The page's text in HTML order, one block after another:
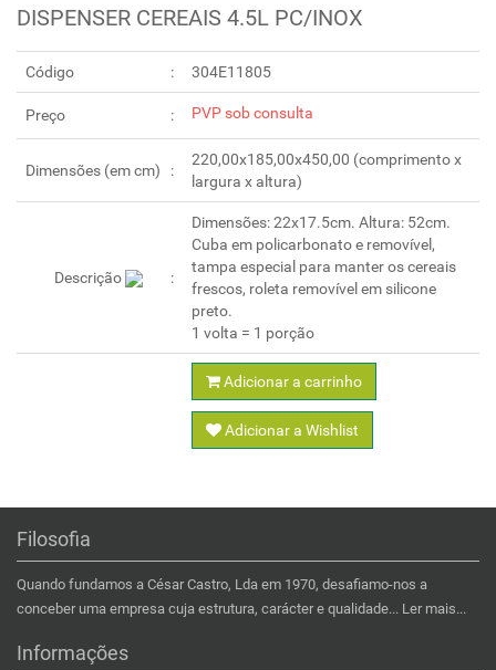
DISPENSER CEREAIS 4.5L PC/INOX
Código 304E11805
Preço PVP sob consulta
Dimensões (em cm)
220,00x185,00x450,00 (comprimento x
largura x altura)
Descrição
Dimensões: 22x17.5cm. Altura: 52cm.
Cuba em policarbonato e removível,
tampa especial para manter os cereais
frescos, roleta removível em silicone
preto.
1 volta = 1 porção
Adicionar a carrinho
Adicionar a Wishlist
Filosofia
Quando fundamos a César Castro, Lda em 1970, desafiamo-nos a
conceber uma empresa cuja estrutura, carácter e qualidade... Ler mais...
Informações